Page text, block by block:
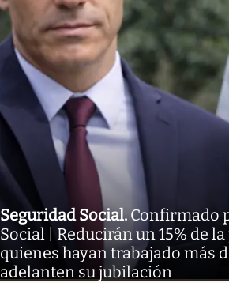
Seguridad Social.Confirmado
Social | Reducirán un 15% de
quienes hayan trabajado más
adelanten su jubilación